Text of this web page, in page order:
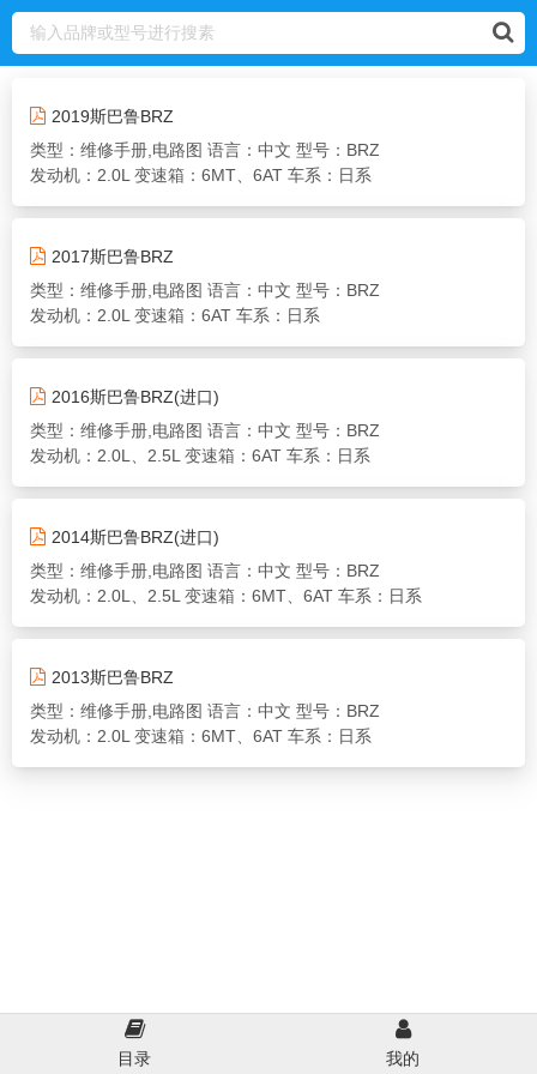
2019斯巴鲁BRZ
类型：维修手册,电路图 语言：中文 型号：BRZ
发动机：2.0L 变速箱：6MT、6AT 车系：日系
2017斯巴鲁BRZ
类型：维修手册,电路图 语言：中文 型号：BRZ
发动机：2.0L 变速箱：6AT 车系：日系
2016斯巴鲁BRZ(进口)
类型：维修手册,电路图 语言：中文 型号：BRZ
发动机：2.0L、2.5L 变速箱：6AT 车系：日系
2014斯巴鲁BRZ(进口)
类型：维修手册,电路图 语言：中文 型号：BRZ
发动机：2.0L、2.5L 变速箱：6MT、6AT 车系：日系
2013斯巴鲁BRZ
类型：维修手册,电路图 语言：中文 型号：BRZ
发动机：2.0L 变速箱：6MT、6AT 车系：日系
目录 我的